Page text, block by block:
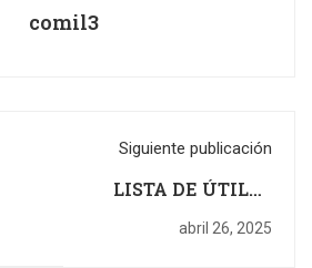
comil3
Siguiente publicación
LISTA DE ÚTILES
ESCOLARES 2025-
abril 26, 2025